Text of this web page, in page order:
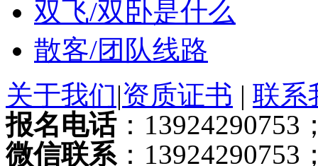
双飞/双卧是什么
散客/团队线路
关于我们|资质证书 | 联系
报名电话：13924290753
微信联系：13924290753